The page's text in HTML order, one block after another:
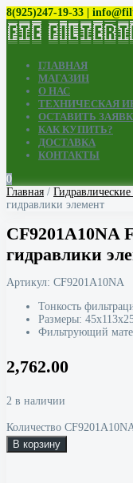
8(925)247-19-33 |
ГЛАВНАЯ
МАГАЗИН
О НАС
ТЕХНИЧЕСКАЯ
ОСТАВИТЬ
КАК КУПИТЬ?
ДОСТАВКА
КОНТАКТЫ
0
Главная /
гидравлики элемент
CF9201A10NA
гидравлики
Артикул: CF9201A10NA
Тонкость
Размеры:
Фильтрующий
2,762.00
2 в наличии
Количество
В корзину